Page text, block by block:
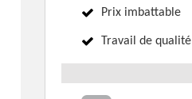
Prix imbattable
Travail de qualité